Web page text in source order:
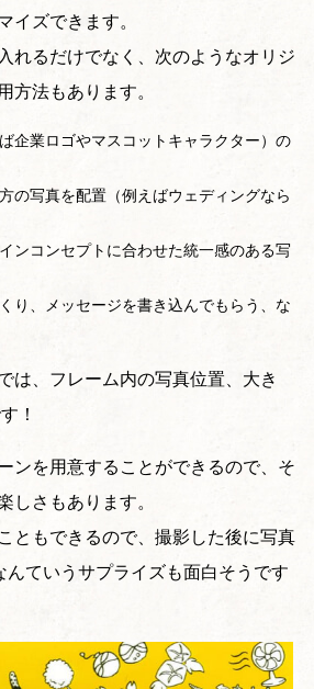
イズできます。
れるだけでなく、次のようなオリジ
方法もあります。
企業ロゴやマスコットキャラクター）の
の写真を配置（例えばウェディングなら
ンコンセプトに合わせた統一感のある写
り、メッセージを書き込んでもらう、な
は、フレーム内の写真位置、大き
！
ンを用意することができるので、そ
しさもあります。
ともできるので、撮影した後に写真
んていうサプライズも面白そうです